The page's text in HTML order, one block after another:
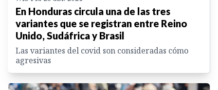
En Honduras circula una de las tres
variantes que se registran entre Reino
Unido, Sudáfrica y Brasil
Las variantes del covid son consideradas cómo
agresivas